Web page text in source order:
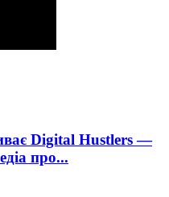
Digital Hustlers —
про...